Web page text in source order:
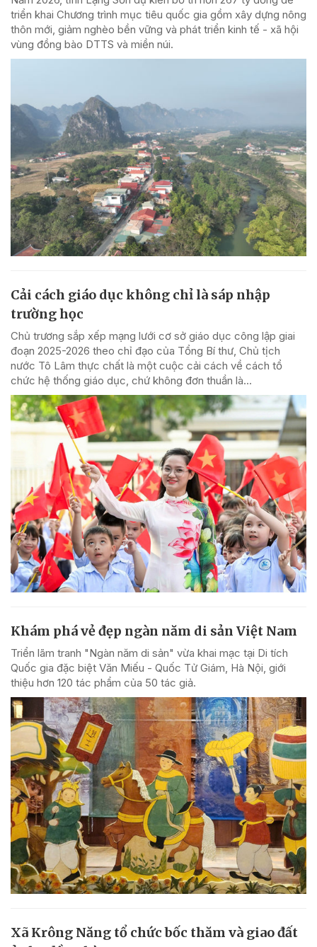
triển khai Chương trình mục tiêu quốc gia gồm xây dựng nông
thôn mới, giảm nghèo bền vững và phát triển kinh tế - xã hội
vùng đồng bào DTTS và miền núi.
Cải cách giáo dục không chỉ là sáp nhập
trường học
Chủ trương sắp xếp mạng lưới cơ sở giáo dục công lập giai
đoạn 2025-2026 theo chỉ đạo của Tổng Bí thư, Chủ tịch
nước Tô Lâm thực chất là một cuộc cải cách về cách tổ
chức hệ thống giáo dục, chứ không đơn thuần là...
Khám phá vẻ đẹp ngàn năm di sản Việt Nam
Triển lãm tranh "Ngàn năm di sản" vừa khai mạc tại Di tích
Quốc gia đặc biệt Văn Miếu - Quốc Tử Giám, Hà Nội, giới
thiệu hơn 120 tác phẩm của 50 tác giả.
Xã Krông Năng tổ chức bốc thăm và giao đất